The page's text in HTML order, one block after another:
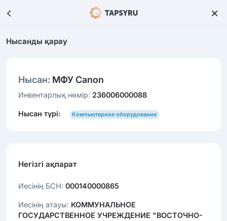
Нысанды қарау
Нысан: МФУ Canon
Инвентарлық нөмір: 236006000088
Нысан түрі: Компьютерное оборудование
Негізгі ақпарат
Иесінің БСН: 000140000865
Иесінің атауы: КОММУНАЛЬНОЕ
ГОСУДАРСТВЕННОЕ УЧРЕЖДЕНИЕ "ВОСТОЧНО-